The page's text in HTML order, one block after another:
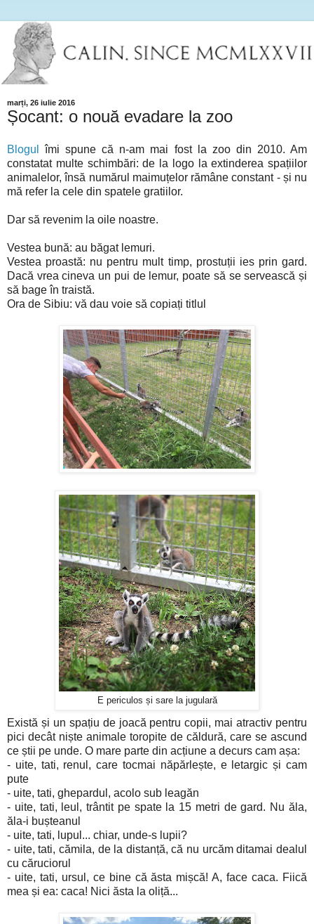
marți, 26 iulie 2016
Șocant: o nouă evadare la zoo
Blogul
îmi spune că n-am mai fost la zoo din 2010. Am
constatat multe schimbări: de la logo la extinderea spațiilor
animalelor, însă numărul maimuțelor rămâne constant - și nu
mă refer la cele din spatele gratiilor.
Dar să revenim la oile noastre.
Vestea bună: au băgat lemuri.
Vestea proastă: nu pentru mult timp, prostuții ies prin gard.
Dacă vrea cineva un pui de lemur, poate să se servească și
să bage în traistă.
Ora de Sibiu: vă dau voie să copiați titlul
E periculos și sare la jugulară
Există și un spațiu de joacă pentru copii, mai atractiv pentru
pici decât niște animale toropite de căldură, care se ascund
ce știi pe unde. O mare parte din acțiune a decurs cam așa:
- uite, tati, renul, care tocmai năpărlește, e letargic și cam
pute
- uite, tati, ghepardul, acolo sub leagăn
- uite, tati, leul, trântit pe spate la 15 metri de gard. Nu ăla,
ăla-i bușteanul
- uite, tati, lupul... chiar, unde-s lupii?
- uite, tati, cămila, de la distanță, că nu urcăm ditamai dealul
cu căruciorul
- uite, tati, ursul, ce bine că ăsta mișcă! A, face caca. Fiică
mea și ea: caca! Nici ăsta la oliță...